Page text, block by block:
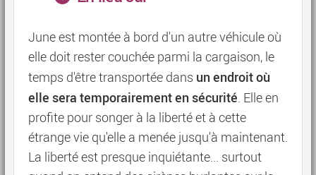
June est montée à bord d'un autre véhicule où
elle doit rester couchée parmi la cargaison, le
temps d'être transportée dans un endroit où
elle sera temporairement en sécurité. Elle en
profite pour songer à la liberté et à cette
étrange vie qu'elle a menée jusqu'à maintenant.
La liberté est presque inquiétante... surtout